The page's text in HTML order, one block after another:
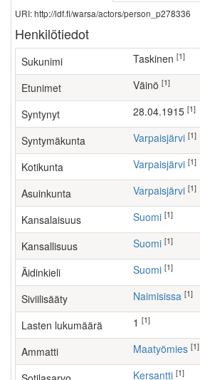
URI: http://ldf.fi/warsa/actors/person_p278336
Henkilötiedot
Sukunimi Taskinen [1]
Etunimet Väinö [1]
Syntynyt 28.04.1915 [1]
Syntymäkunta Varpaisjärvi [1]
Kotikunta Varpaisjärvi [1]
Asuinkunta Varpaisjärvi [1]
Kansalaisuus Suomi [1]
Kansallisuus Suomi [1]
Äidinkieli Suomi [1]
Siviilisääty Naimisissa [1]
Lasten lukumäärä [1]
Ammatti maatyömies [1]
Kersantti [1]